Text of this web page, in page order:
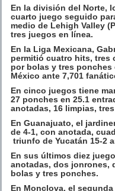
En la división del Norte,
cuarto juego seguido
medio de Lehigh Valley
tres juegos en línea.
En la Liga Mexicana,
permitió cuatro hits, tres
por bolas y tres ponches
México ante 7,701
En cinco juegos tiene
27 ponches en 25.1
anotadas, 16 limpias,
En Guanajuato, el
de 4-1, con anotada,
triunfo de Yucatán 15-2
En sus últimos diez
anotadas, dos jonrones,
bolas y tres ponches.
En Monclova, el